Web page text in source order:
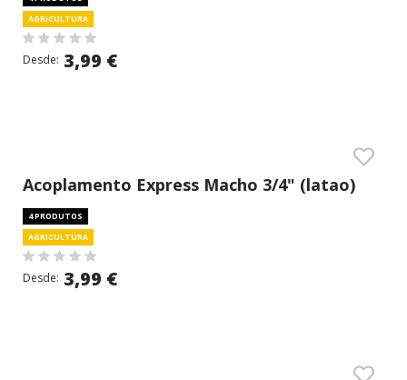
AGRICULTURA
Desde: 3,99 €
Acoplamento Express Macho 3/4" (latao)
4 PRODUTOS
AGRICULTURA
Desde: 3,99 €